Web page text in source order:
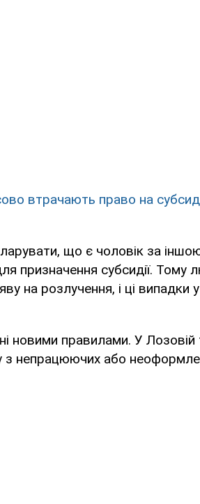
втрачають право на
що є чоловік за
призначення субсидії. Тому
на розлучення, і ці
новими правилами. У
з непрацюючих або